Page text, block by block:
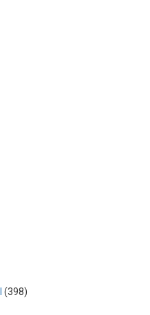
(398)